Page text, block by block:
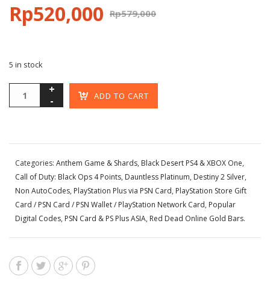
Rp579,000
Rp520,000
5 in stock
ADD TO CART
Categories: Anthem Game & Shards, Black Desert PS4 & XBOX One,
Call of Duty: Black Ops 4 Points, Dauntless Platinum, Destiny 2 Silver,
Non AutoCodes, PlayStation Plus via PSN Card, PlayStation Store Gift
Card / PSN Card / PSN Wallet / PlayStation Network Card, Popular
Digital Codes, PSN Card & PS Plus ASIA, Red Dead Online Gold Bars.